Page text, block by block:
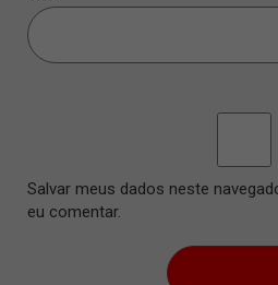
Salvar meus dados neste
eu comentar.